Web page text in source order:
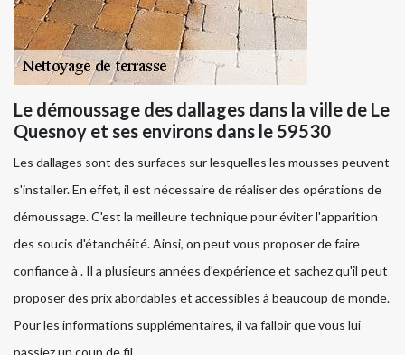
Le démoussage des dallages dans la ville de Le
Quesnoy et ses environs dans le 59530
Les dallages sont des surfaces sur lesquelles les mousses peuvent
s'installer. En effet, il est nécessaire de réaliser des opérations de
démoussage. C'est la meilleure technique pour éviter l'apparition
des soucis d'étanchéité. Ainsi, on peut vous proposer de faire
confiance à . Il a plusieurs années d'expérience et sachez qu'il peut
proposer des prix abordables et accessibles à beaucoup de monde.
Pour les informations supplémentaires, il va falloir que vous lui